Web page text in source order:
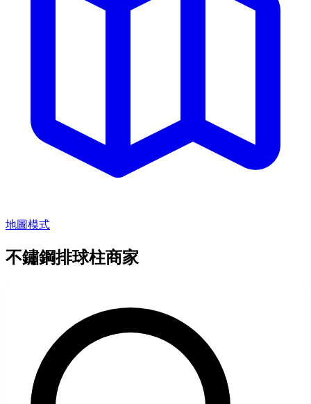
地圖模式
不鏽鋼排球柱商家